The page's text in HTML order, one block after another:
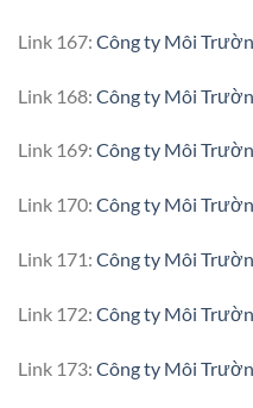
Link 167: Công ty Môi
Link 168: Công ty Môi
Link 169: Công ty Môi
Link 170: Công ty Môi
Link 171: Công ty Môi
Link 172: Công ty Môi
Link 173: Công ty Môi